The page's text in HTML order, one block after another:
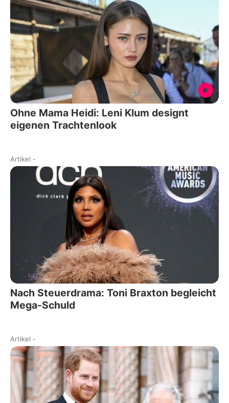
Ohne Mama Heidi: Leni Klum designt
eigenen Trachtenlook
Artikel -
Nach Steuerdrama: Toni Braxton begleicht
Mega-Schuld
Artikel -